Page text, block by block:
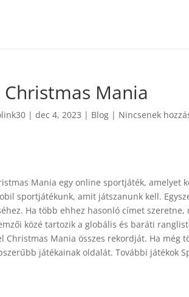
Christmas Mania
|dec 4, 2023 | Blog | Nincsenek
Mania egy online sportjáték, amelyet
sportjátékunk, amit játszanunk kell.
Ha több ehhez hasonló címet
közé tartozik a globális és baráti
Christmas Mania összes rekordját. Ha
játékainak oldalát. További játékok